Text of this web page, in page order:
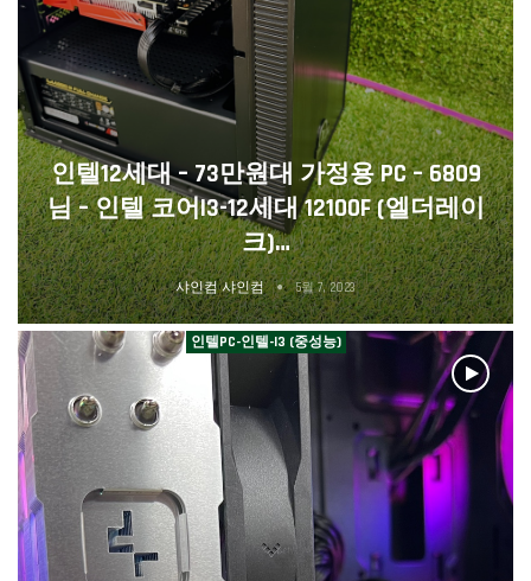
인텔12세대 – 73만원대 가정용 PC – 6809
님 – 인텔 코어i3-12세대 12100F (엘더레이
크)…
샤인컴 샤인컴 5월 7, 2023
인텔PC-인텔-I3 (중성능)